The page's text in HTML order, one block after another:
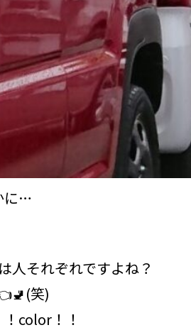
に…
人それぞれですよね？
笑)
color！！